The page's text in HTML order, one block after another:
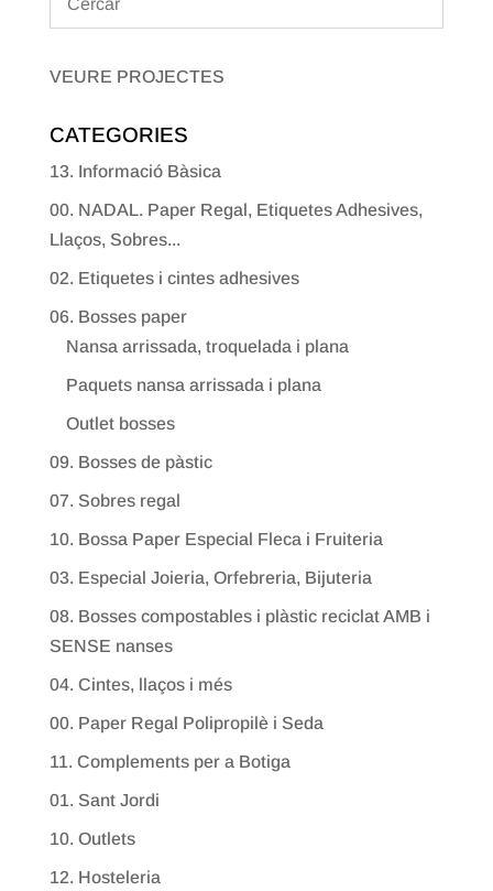
VEURE PROJECTES
CATEGORIES
13. Informació Bàsica
00. NADAL. Paper Regal, Etiquetes Adhesives,
Llaços, Sobres...
02. Etiquetes i cintes adhesives
06. Bosses paper
Nansa arrissada, troquelada i plana
Paquets nansa arrissada i plana
Outlet bosses
09. Bosses de pàstic
07. Sobres regal
10. Bossa Paper Especial Fleca i Fruiteria
03. Especial Joieria, Orfebreria, Bijuteria
08. Bosses compostables i plàstic reciclat AMB i
SENSE nanses
04. Cintes, llaços i més
00. Paper Regal Polipropilè i Seda
11. Complements per a Botiga
01. Sant Jordi
10. Outlets
12. Hosteleria